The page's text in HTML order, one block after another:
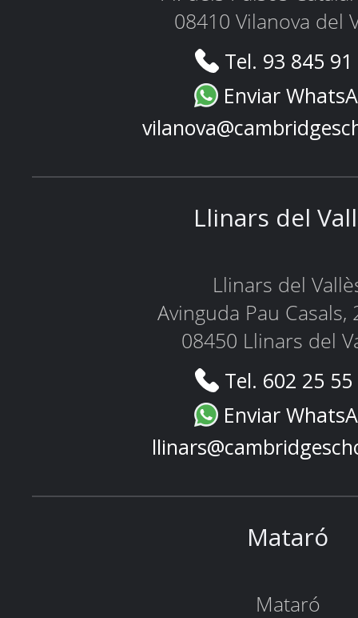
08410 Vilanova del
Tel. 93 845
Enviar
Llinars del
Llinars del
Avinguda Pau Casals,
08450 Llinars del
Tel. 602 25
Enviar
Mataró
Mataró